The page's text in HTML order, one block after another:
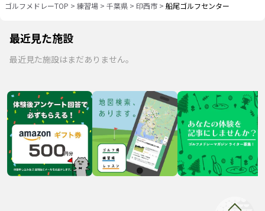
ゴルフメドレーTOP > 練習場 > 千葉県 > 印西市 > 船尾ゴルフセンター
最近見た施設
最近見た施設はまだありません。